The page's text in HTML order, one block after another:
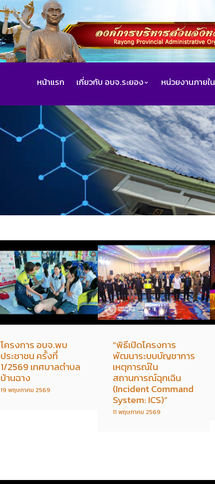
หน้าแรก เกี่ยวกับ อบจ.ระยอง หน่วยงานภายใน
โครงการ อบจ.พบ
ประชาชน ครั้งที่
1/2569 เทศบาลตำบล
บ้านฉาง
19 พฤษภาคม 2569
“พิธีเปิดโครงการ
พัฒนาระบบบัญชาการ
เหตุการณ์ใน
สถานการณ์ฉุกเฉิน
(Incident Command
System: ICS)”
11 พฤษภาคม 2569